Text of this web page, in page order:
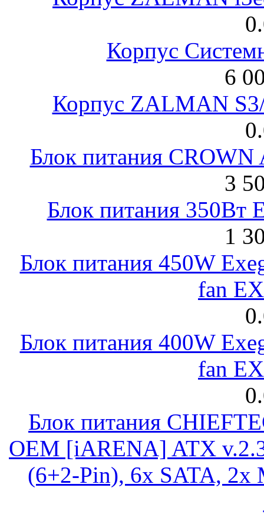
Корпус
6
Корпус ZALMAN
Блок питания
3
Блок питания 350Вт
1
Блок питания 450W
fan
Блок питания 400W
fan
Блок питания
OEM [iARENA] ATX
(6+2-Pin), 6x SATA, 2x